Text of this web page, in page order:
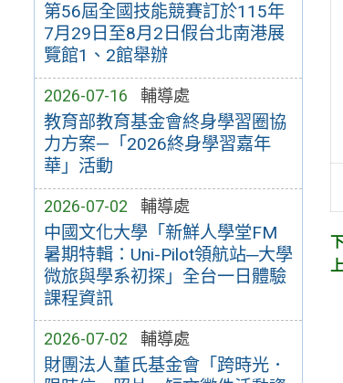
第56屆全國技能競賽訂於115年
7月29日至8月2日假台北南港展
覽館1、2館舉辦
2026-07-16 輔導處
教育部教育基金會終身學習圈協
力方案—「2026終身學習嘉年
華」活動
2026-07-02 輔導處
中國文化大學「新鮮人學堂FM
暑期特輯：Uni-Pilot領航站─大學
微旅與學系初探」全台一日體驗
課程資訊
2026-07-02 輔導處
財團法人董氏基金會「跨時光．